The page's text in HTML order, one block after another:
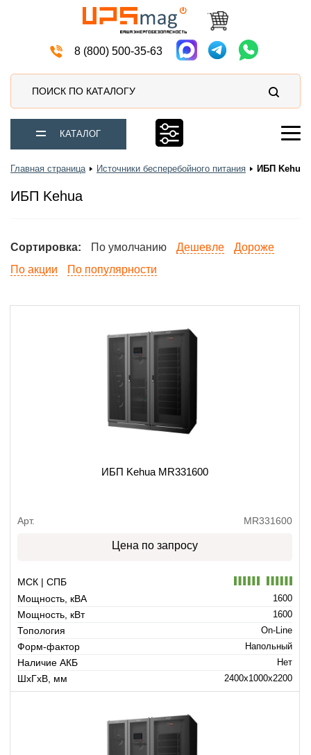
8 (800) 500-35-63
ПОИСК ПО КАТАЛОГУ
КАТАЛОГ
Главная страница Источники бесперебойного питания ИБП Kehua
ИБП Kehua
Сортировка: По умолчанию Дешевле
Дороже
По акции
По популярности
ИБП Kehua MR331600
Арт. MR331600
Цена по запросу
МСК | СПБ
Мощность, кВА
1600
Мощность, кВт 1600
Топология On-Line
Форм-фактор Напольный
Наличие АКБ Нет
ШхГхВ, мм 2400x1000x2200
Источники бесперебойного питания